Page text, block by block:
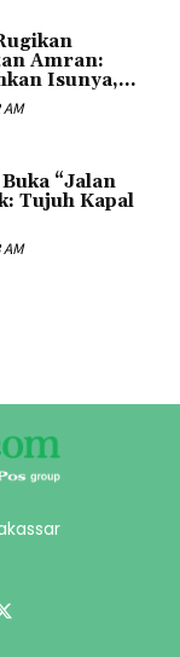
Amran:
Isunya,...
“Jalan
Tujuh Kapal